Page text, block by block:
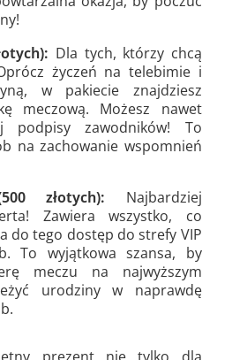
Dla tych, którzy chcą
życzeń na telebimie i
w pakiecie znajdziesz
meczową. Możesz nawet
zawodników! To
na zachowanie wspomnień
złotych): Najbardziej
Zawiera wszystko, co
do tego dostęp do strefy VIP
To wyjątkowa szansa, by
meczu na najwyższym
urodziny w naprawdę